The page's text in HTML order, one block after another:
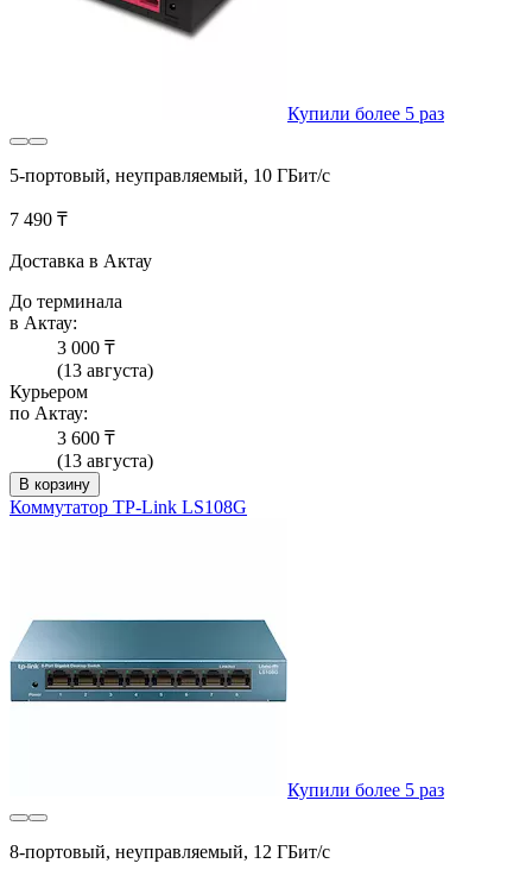
Купили более 5 раз
5-портовый, неуправляемый, 10 ГБит/с
7 490 ₸
Доставка в Актау
До терминала
в Актау:
3 000 ₸
(13 августа)
Курьером
по Актау:
3 600 ₸
(13 августа)
В корзину
Коммутатор TP-Link LS108G
Купили более 5 раз
8-портовый, неуправляемый, 12 ГБит/с